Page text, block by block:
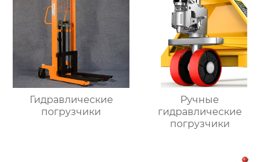
Гидравлические
погрузчики
Ручные
гидравлические
погрузчики